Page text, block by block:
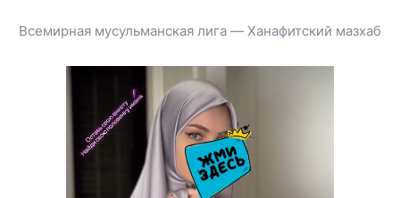
Всемирная мусульманская лига — Ханафитский мазхаб